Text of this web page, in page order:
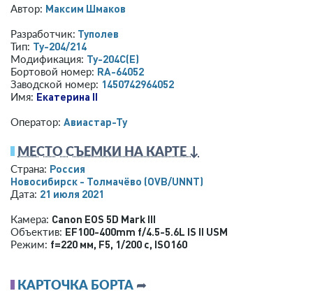
Автор: Максим Шмаков
Разработчик: Туполев
Тип: Ту-204/214
Модификация: Ту-204С(Е)
Бортовой номер: RA-64052
Заводской номер: 1450742964052
Имя: Екатерина II
Оператор: Авиастар-Ту
МЕСТО СЪЕМКИ НА КАРТЕ ↓
Страна: Россия
Новосибирск - Толмачёво (OVB/UNNT)
Дата: 21 июля 2021
Камера: Canon EOS 5D Mark III
Объектив: EF100-400mm f/4.5-5.6L IS II USM
Режим: f=220 мм, F5, 1/200 с, ISO160
КАРТОЧКА БОРТА ➦